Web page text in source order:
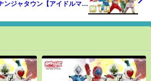
ンジャタウン【アイドルマス